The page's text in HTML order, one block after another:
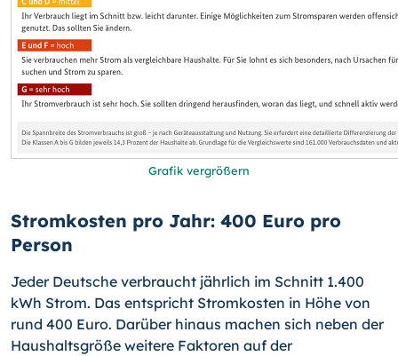
Grafik vergrößern
Stromkosten pro Jahr: 400 Euro pro
Person
Jeder Deutsche verbraucht jährlich im Schnitt 1.400
kWh Strom. Das entspricht Stromkosten in Höhe von
rund 400 Euro. Darüber hinaus machen sich neben der
Haushaltsgröße weitere Faktoren auf der